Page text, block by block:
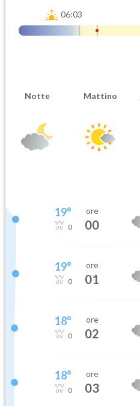
06:03
Notte Mattino
19°
0
ore
00
19°
0
ore
01
18°
0
ore
02
18°
0
ore
03